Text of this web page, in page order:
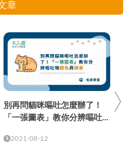
章
別再問貓咪嘔吐怎麼辦了！
「一張圖表」教你分辨嘔吐物
2021-08-12